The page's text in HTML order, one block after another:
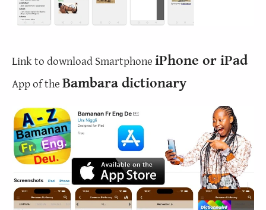
Link to download Smartphone iPhone or iPad
App of the Bambara dictionary